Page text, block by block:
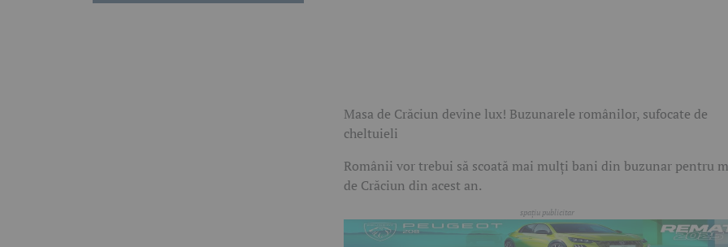
Masa de Crăciun devine lux! Buzunarele românilor, sufocate de
cheltuieli
Românii vor trebui să scoată mai mulți bani din buzunar pentru
de Crăciun din acest an.